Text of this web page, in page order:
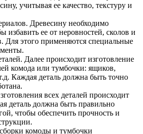
учитывая ее качество, текстуру и
Древесину необходимо
избавить ее от неровностей, сколов и
Для этого применяются специальные
Далее происходит изготовление
комода или тумбочки: ящиков,
Каждая деталь должна быть точно
всех деталей происходит
деталь должна быть правильно
чтобы обеспечить прочность и
комоды и тумбочки